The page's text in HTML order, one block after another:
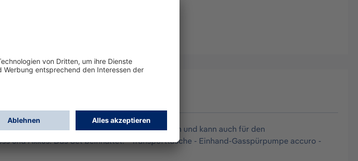
für Messungen an schwer zugänglichen Orten und kann auch für den
und Akkus. Das Set beinhaltet: - Transporttasche - Einhand-Gasspürpumpe accuro -